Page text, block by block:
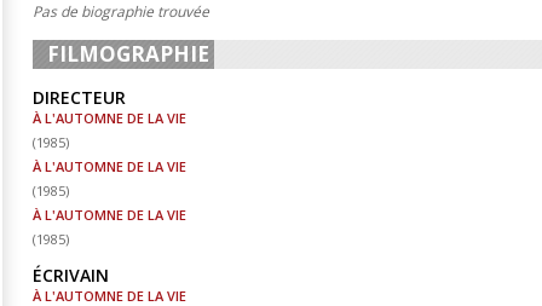
Pas de biographie trouvée
FILMOGRAPHIE
DIRECTEUR
À L'AUTOMNE DE LA VIE
(1985)
À L'AUTOMNE DE LA VIE
(1985)
À L'AUTOMNE DE LA VIE
(1985)
ÉCRIVAIN
À L'AUTOMNE DE LA VIE